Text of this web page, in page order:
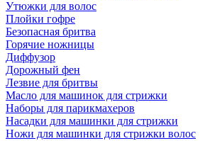
Утюжки для волос
Плойки гофре
Безопасная бритва
Горячие ножницы
Диффузор
Дорожный фен
Лезвие для бритвы
Масло для машинок для стрижки
Наборы для парикмахеров
Насадки для машинки для стрижки
Ножи для машинки для стрижки волос